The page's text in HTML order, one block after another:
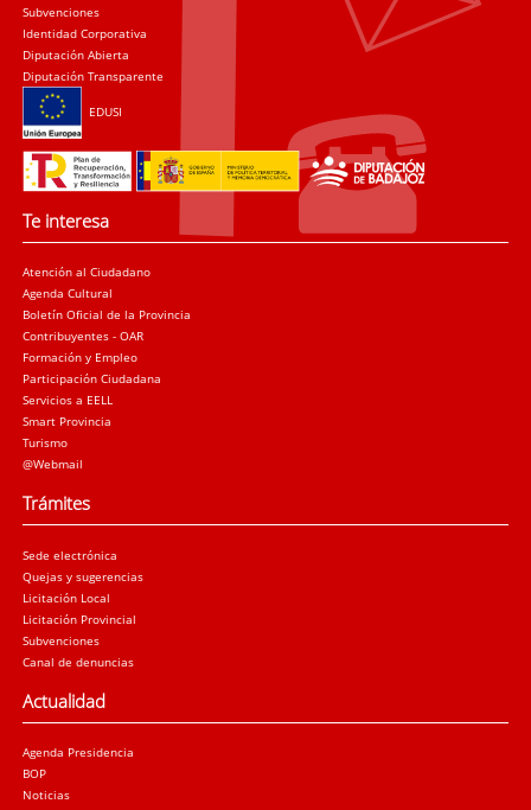
Subvenciones
Identidad Corporativa
Diputación Abierta
Diputación Transparente
EDUSI
Te interesa
Atención al Ciudadano
Agenda Cultural
Boletín Oficial de la Provincia
Contribuyentes - OAR
Formación y Empleo
Participación Ciudadana
Servicios a EELL
Smart Provincia
Turismo
@Webmail
Trámites
Sede electrónica
Quejas y sugerencias
Licitación Local
Licitación Provincial
Subvenciones
Canal de denuncias
Actualidad
Agenda Presidencia
BOP
Noticias